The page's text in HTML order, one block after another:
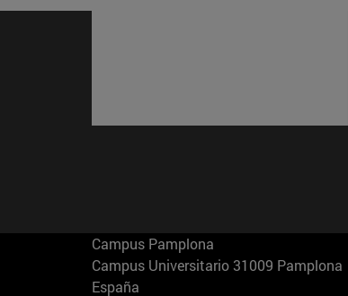
Campus Pamplona
Campus Universitario 31009 Pamplona
España